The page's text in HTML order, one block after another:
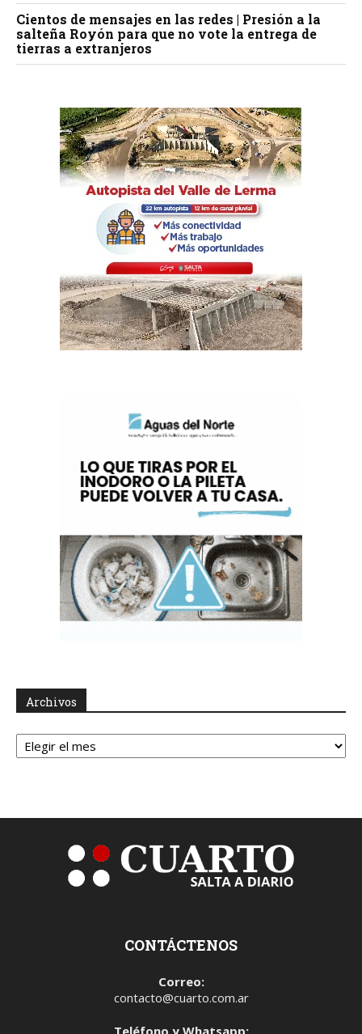
Cientos de mensajes en las redes | Presión a la
salteña Royón para que no vote la entrega de
tierras a extranjeros
Archivos
Archivos
CONTÁCTENOS
Correo:
contacto@cuarto.com.ar